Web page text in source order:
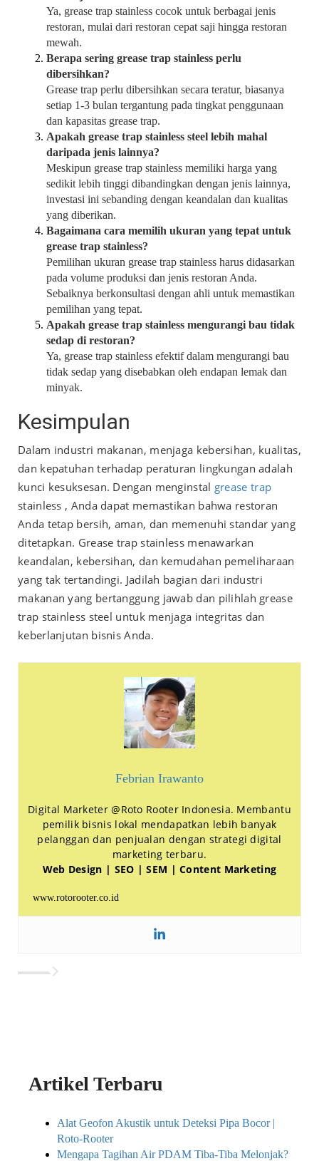
Ya, grease trap stainless cocok untuk berbagai jenis
restoran, mulai dari restoran cepat saji hingga restoran
mewah.
Berapa sering grease trap stainless perlu
dibersihkan?
Grease trap perlu dibersihkan secara teratur, biasanya
setiap 1-3 bulan tergantung pada tingkat penggunaan
dan kapasitas grease trap.
Apakah grease trap stainless steel lebih mahal
daripada jenis lainnya?
Meskipun grease trap stainless memiliki harga yang
sedikit lebih tinggi dibandingkan dengan jenis lainnya,
investasi ini sebanding dengan keandalan dan kualitas
yang diberikan.
Bagaimana cara memilih ukuran yang tepat untuk
grease trap stainless?
Pemilihan ukuran grease trap stainless harus didasarkan
pada volume produksi dan jenis restoran Anda.
Sebaiknya berkonsultasi dengan ahli untuk memastikan
pemilihan yang tepat.
Apakah grease trap stainless mengurangi bau tidak
sedap di restoran?
Ya, grease trap stainless efektif dalam mengurangi bau
tidak sedap yang disebabkan oleh endapan lemak dan
minyak.
Kesimpulan
Dalam industri makanan, menjaga kebersihan, kualitas,
dan kepatuhan terhadap peraturan lingkungan adalah
kunci kesuksesan. Dengan menginstal grease trap
stainless , Anda dapat memastikan bahwa restoran
Anda tetap bersih, aman, dan memenuhi standar yang
ditetapkan. Grease trap stainless menawarkan
keandalan, kebersihan, dan kemudahan pemeliharaan
yang tak tertandingi. Jadilah bagian dari industri
makanan yang bertanggung jawab dan pilihlah grease
trap stainless steel untuk menjaga integritas dan
keberlanjutan bisnis Anda.
Febrian Irawanto
Digital Marketer @Roto Rooter Indonesia. Membantu
pemilik bisnis lokal mendapatkan lebih banyak
pelanggan dan penjualan dengan strategi digital
marketing terbaru.
Web Design | SEO | SEM | Content Marketing
www.rotorooter.co.id
Artikel Terbaru
Alat Geofon Akustik untuk Deteksi Pipa Bocor |
Roto-Rooter
Mengapa Tagihan Air PDAM Tiba-Tiba Melonjak?